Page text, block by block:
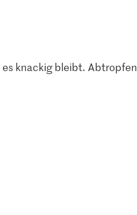
es knackig bleibt. Abtropfen